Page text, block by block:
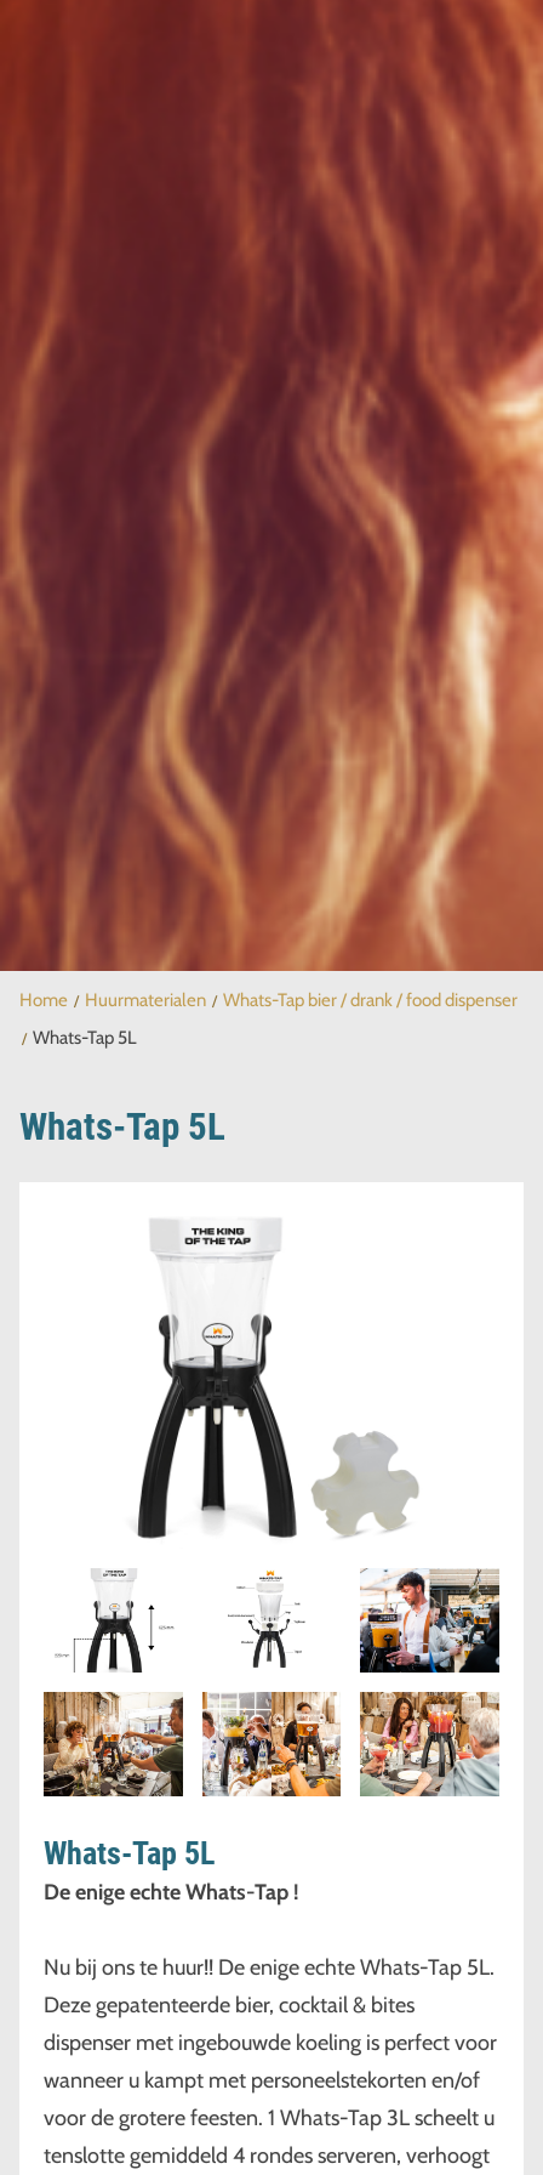
Home Huurmaterialen
Whats-Tap bier / drank / food dispenser
Whats-Tap 5L
Whats-Tap 5L
Whats-Tap 5L
De enige echte Whats-Tap !
Nu bij ons te huur!! De enige echte Whats-Tap 5L.
Deze gepatenteerde bier, cocktail & bites
dispenser met ingebouwde koeling is perfect voor
wanneer u kampt met personeelstekorten en/of
voor de grotere feesten. 1 Whats-Tap 3L scheelt u
tenslotte gemiddeld 4 rondes serveren, verhoogt